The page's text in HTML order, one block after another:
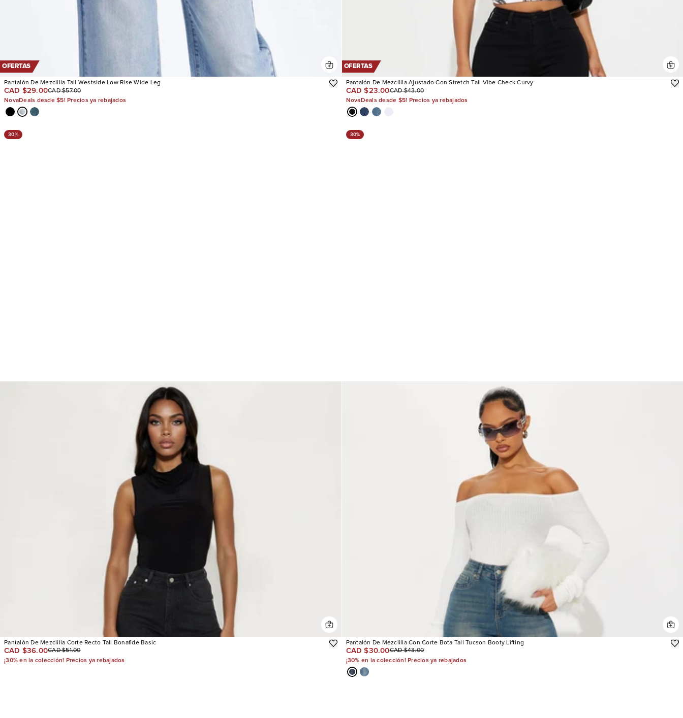
OFERTAS
Pantalón De Mezclilla Tall Westside Low Rise Wide Leg
CAD $29.00CAD $57.00
NovaDeals desde $5! Precios ya rebajados
OFERTAS
Pantalón De Mezclilla Ajustado Con Stretch Tall Vibe Check Curvy
CAD $23.00CAD $43.00
NovaDeals desde $5! Precios ya rebajados
30%
Pantalón De Mezclilla Corte Recto Tall Bonafide Basic
CAD $36.00CAD $51.00
¡30% en la colección! Precios ya rebajados
30%
Pantalón De Mezclilla Con Corte Bota Tall Tucson Booty Lifting
CAD $30.00CAD $43.00
¡30% en la colección! Precios ya rebajados